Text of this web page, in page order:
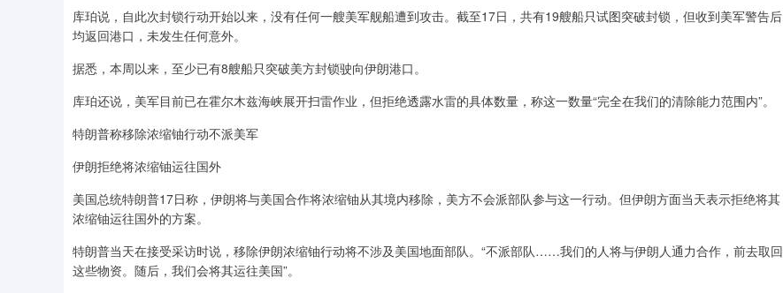
库珀说，自此次封锁行动开始以来，没有任何一艘美军舰船遭到攻击。截至17日，共有19艘船只试图突破封锁，但收到美军警告后
均返回港口，未发生任何意外。
据悉，本周以来，至少已有8艘船只突破美方封锁驶向伊朗港口。
库珀还说，美军目前已在霍尔木兹海峡展开扫雷作业，但拒绝透露水雷的具体数量，称这一数量“完全在我们的清除能力范围内”。
特朗普称移除浓缩铀行动不派美军
伊朗拒绝将浓缩铀运往国外
美国总统特朗普17日称，伊朗将与美国合作将浓缩铀从其境内移除，美方不会派部队参与这一行动。但伊朗方面当天表示拒绝将其
浓缩铀运往国外的方案。
特朗普当天在接受采访时说，移除伊朗浓缩铀行动将不涉及美国地面部队。“不派部队……我们的人将与伊朗人通力合作，前去取回
这些物资。随后，我们会将其运往美国”。